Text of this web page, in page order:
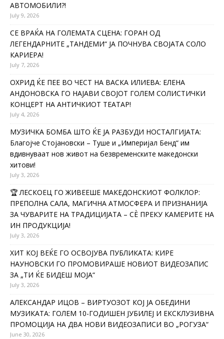
АВТОМОБИЛИ?!
July 9, 2026
СЕ ВРАЌА НА ГОЛЕМАТА СЦЕНА: ГОРАН ОД
ЛЕГЕНДАРНИТЕ „ТАНДЕМИ“ ЈА ПОЧНУВА СВОЈАТА СОЛО
КАРИЕРА!
July 7, 2026
ОХРИД ЌЕ ПЕЕ ВО ЧЕСТ НА ВАСКА ИЛИЕВА: ЕЛЕНА
АНДОНОВСКА ГО НАЈАВИ СВОЈОТ ГОЛЕМ СОЛИСТИЧКИ
КОНЦЕРТ НА АНТИЧКИОТ ТЕАТАР!
July 4, 2026
МУЗИЧКА БОМБА ШТО ЌЕ ЈА РАЗБУДИ НОСТАЛГИЈАТА:
Благојче Стојановски – Туше и „Империјал Бенд“ им
вдивнуваат нов живот на безвременските македонски
хитови!
July 3, 2026
🏆 ЛЕСКОЕЦ ГО ЖИВЕЕШЕ МАКЕДОНСКИОТ ФОЛКЛОР:
ПРЕПОЛНА САЛА, МАГИЧНА АТМОСФЕРА И ПРИЗНАНИЈА
ЗА ЧУВАРИТЕ НА ТРАДИЦИЈАТА – СÈ ПРЕКУ КАМЕРИТЕ НА
ИН ПРОДУКЦИЈА!
July 3, 2026
ХИТ КОЈ ВЕЌЕ ГО ОСВОЈУВА ПУБЛИКАТА: КИРЕ
НАУНОВСКИ ГО ПРОМОВИРАШЕ НОВИОТ ВИДЕОЗАПИС
ЗА „ТИ ЌЕ БИДЕШ МОЈА“
July 3, 2026
АЛЕКСАНДАР ИЦОВ – ВИРТУОЗОТ КОЈ ЈА ОБЕДИНИ
МУЗИКАТА: ГОЛЕМ 10-ГОДИШЕН ЈУБИЛЕЈ И ЕКСКЛУЗИВНА
ПРОМОЦИЈА НА ДВА НОВИ ВИДЕОЗАПИСИ ВО „РОГУЗА“
June 30, 2026